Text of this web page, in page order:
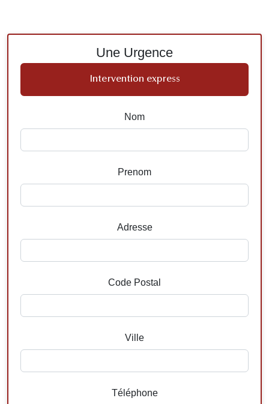
Une Urgence
Intervention express
Nom
Prenom
Adresse
Code Postal
Ville
Téléphone